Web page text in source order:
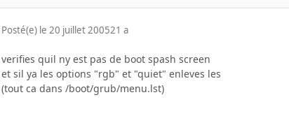
Posté(e) le 20 juillet 200521 a
verifies quil ny est pas de boot spash screen
et sil ya les options "rgb" et "quiet" enleves les
(tout ca dans /boot/grub/menu.lst)